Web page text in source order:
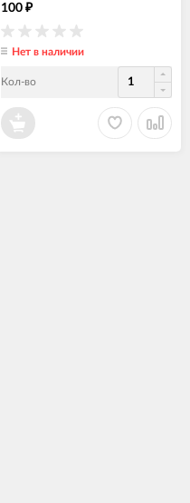
100 ₽
Нет в наличии
Кол-во